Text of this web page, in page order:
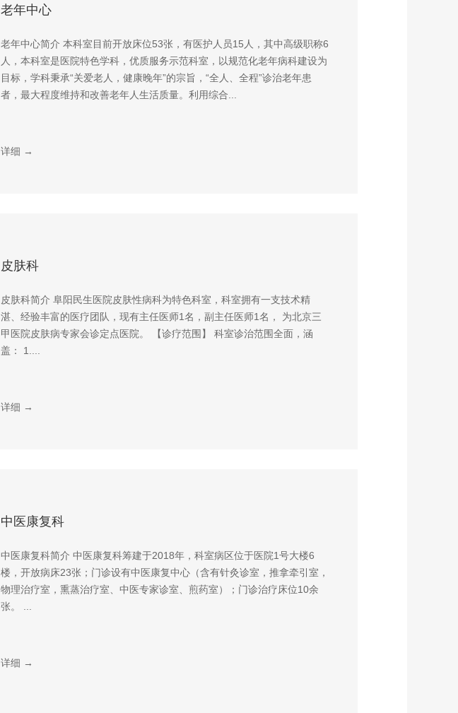
老年中心
老年中心简介 本科室目前开放床位53张，有医护人员15人，其中高级职称6
人，本科室是医院特色学科，优质服务示范科室，以规范化老年病科建设为
目标，学科秉承“关爱老人，健康晚年”的宗旨，“全人、全程”诊治老年患
者，最大程度维持和改善老年人生活质量。利用综合...
详细 →
皮肤科
皮肤科简介 阜阳民生医院皮肤性病科为特色科室，科室拥有一支技术精
湛、经验丰富的医疗团队，现有主任医师1名，副主任医师1名， 为北京三
甲医院皮肤病专家会诊定点医院。 【诊疗范围】 科室诊治范围全面，涵
盖： 1....
详细 →
中医康复科
中医康复科简介 中医康复科筹建于2018年，科室病区位于医院1号大楼6
楼，开放病床23张；门诊设有中医康复中心（含有针灸诊室，推拿牵引室，
物理治疗室，熏蒸治疗室、中医专家诊室、煎药室）；门诊治疗床位10余
张。 ...
详细 →